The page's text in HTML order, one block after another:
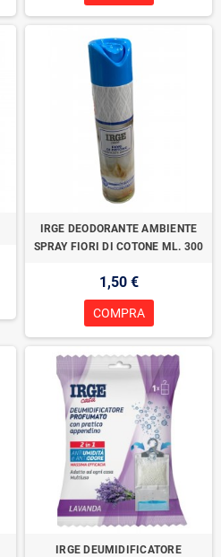
IRGE DEODORANTE AMBIENTE
SPRAY FIORI DI COTONE ML. 300
1,50 €
COMPRA
IRGE DEUMIDIFICATORE